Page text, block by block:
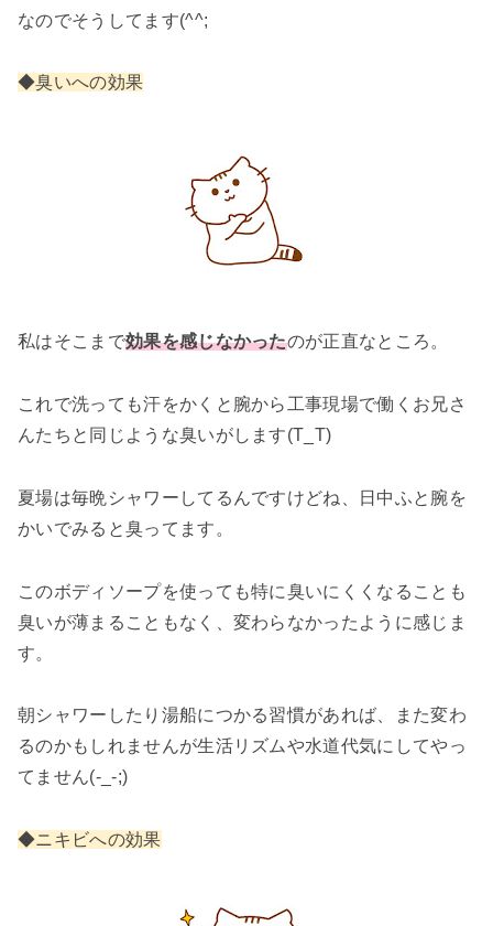
なのでそうしてます(^^;
◆臭いへの効果
私はそこまで効果を感じなかったのが正直なところ。
これで洗っても汗をかくと腕から工事現場で働くお兄さ
んたちと同じような臭いがします(T_T)
夏場は毎晩シャワーしてるんですけどね、日中ふと腕を
かいでみると臭ってます。
このボディソープを使っても特に臭いにくくなることも
臭いが薄まることもなく、変わらなかったように感じま
す。
朝シャワーしたり湯船につかる習慣があれば、また変わ
るのかもしれませんが生活リズムや水道代気にしてやっ
てません(-_-;)
◆ニキビへの効果